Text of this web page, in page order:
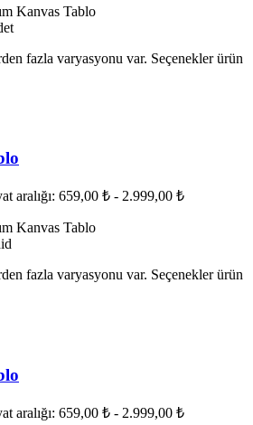
Kanvas Tablo
fazla varyasyonu var. Seçenekler ürün
aralığı: 659,00 ₺ - 2.999,00 ₺
Kanvas Tablo
fazla varyasyonu var. Seçenekler ürün
aralığı: 659,00 ₺ - 2.999,00 ₺